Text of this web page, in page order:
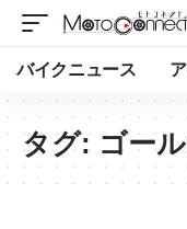
バイクニュース
タグ: ゴー